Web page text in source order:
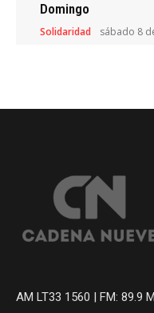
Domingo
Solidaridad sábado 8
AM LT33 1560 | FM: 89.9